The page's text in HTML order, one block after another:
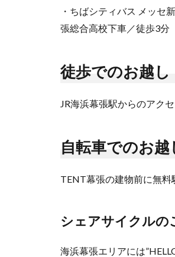
・ちばシティバス メッセ
張総合高校下車／徒歩3分
徒歩でのお越し
JR海浜幕張駅からのアク
自転車でのお越
TENT幕張の建物前に無料
シェアサイクルの
海浜幕張エリアには